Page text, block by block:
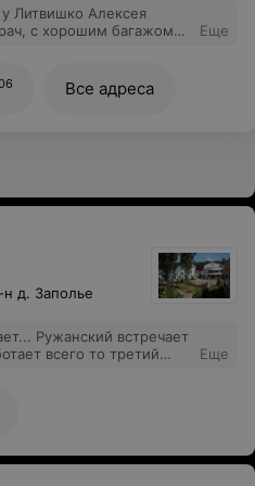
Литвишко Алексея
с хорошим багажом
Все
Еще
Все адреса
д. Заполье
Ружанский встречает
всего то третий
танцевальный
придти на
Еще